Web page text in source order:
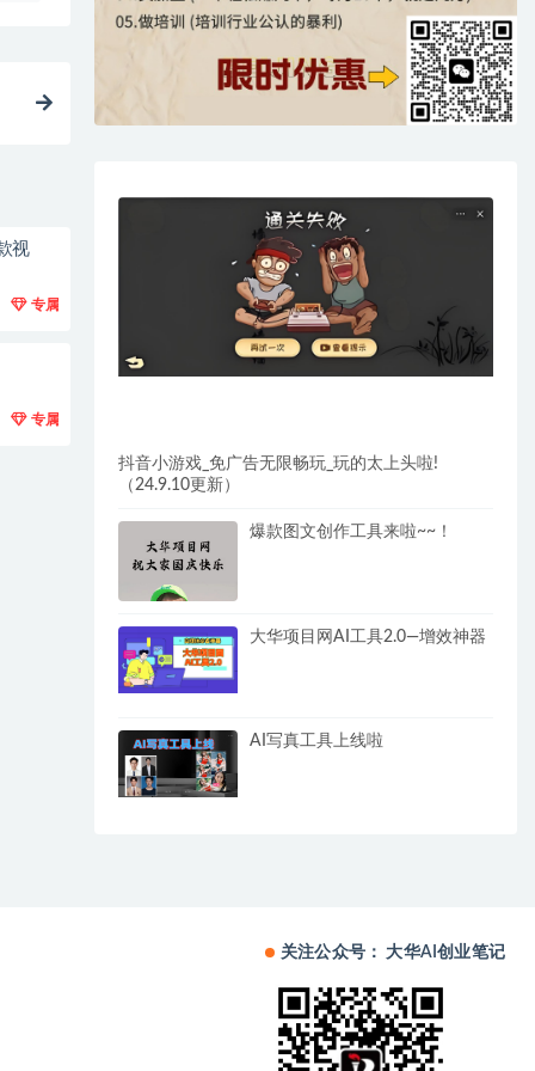
视
专属
专属
抖音小游戏_免广告无限畅玩_玩的太上头啦!
（24.9.10更新）
爆款图文创作工具来啦~~！
大华项目网AI工具2.0—增效神器
AI写真工具上线啦
关注公众号： 大华AI创业笔记